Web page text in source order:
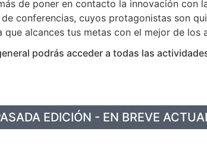
de poner en contacto la innovación con
conferencias, cuyos protagonistas son
que alcances tus metas con el mejor de
podrás acceder a todas las
EDICIÓN - EN BREVE